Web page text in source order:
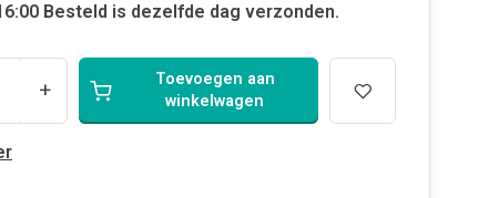
Besteld is dezelfde dag verzonden.
+
Toevoegen aan
winkelwagen